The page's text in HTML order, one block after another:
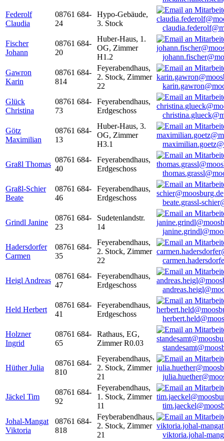
Federolf
Claudia
08761 684-
24
Hypo-Gebäude,
3. Stock
Fischer
Johann
08761 684-
20
Huber-Haus, 1.
OG, Zimmer
H1.2
Gawron
Karin
08761 684-
814
Feyerabendhaus,
2. Stock, Zimmer
22
Glück
Christina
08761 684-
73
Feyerabendhaus,
Erdgeschoss
Götz
Maximilian
08761 684-
13
Huber-Haus, 3.
OG, Zimmer
H3.1
Graßl Thomas
08761 684-
40
Feyerabendhaus,
Erdgeschoss
Graßl-Schier
Beate
08761 684-
46
Feyerabendhaus,
Erdgeschoss
beate.grassl-
Grindl Janine
08761 684-
23
Sudetenlandstr.
14
Hadersdorfer
Carmen
08761 684-
35
Feyerabendhaus,
2. Stock, Zimmer
22
Heigl Andreas
08761 684-
47
Feyerabendhaus,
Erdgeschoss
Held Herbert
08761 684-
41
Feyerabendhaus,
Erdgeschoss
Holzner
Ingrid
08761 684-
65
Rathaus, EG,
Zimmer R0.03
Hüther Julia
08761 684-
810
Feyerabendhaus,
2. Stock, Zimmer
21
Jäckel Tim
08761 684-
92
Feyerabendhaus,
1. Stock, Zimmer
11
Johal-Mangat
Viktoria
08761 684-
818
Feyberabendhaus,
2. Stock, Zimmer
21
viktoria.johal-